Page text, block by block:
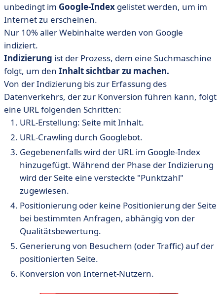
unbedingt im Google-Index gelistet werden, um im
Internet zu erscheinen.
Nur 10% aller Webinhalte werden von Google
indiziert.
Indizierung ist der Prozess, dem eine Suchmaschine
folgt, um den Inhalt sichtbar zu machen.
Von der Indizierung bis zur Erfassung des
Datenverkehrs, der zur Konversion führen kann, folgt
eine URL folgenden Schritten:
URL-Erstellung: Seite mit Inhalt.
URL-Crawling durch Googlebot.
Gegebenenfalls wird der URL im Google-Index
hinzugefügt. Während der Phase der Indizierung
wird der Seite eine versteckte "Punktzahl"
zugewiesen.
Positionierung oder keine Positionierung der Seite
bei bestimmten Anfragen, abhängig von der
Qualitätsbewertung.
Generierung von Besuchern (oder Traffic) auf der
positionierten Seite.
Konversion von Internet-Nutzern.